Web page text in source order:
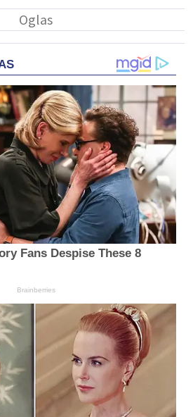
Fans Despise These 8
Brainberries